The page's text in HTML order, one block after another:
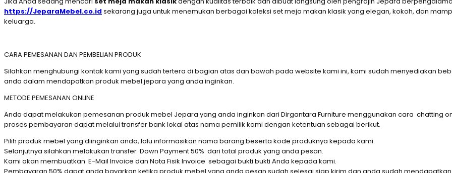
https://JeparaMebel.co.id sekarang juga untuk menemukan berbagai koleksi set meja makan klasik yang elegan, kokoh, dan
keluarga.
CARA PEMESANAN DAN PEMBELIAN PRODUK
Silahkan menghubungi kontak kami yang sudah tertera di bagian atas dan bawah pada website kami ini, kami sudah menyediakan
anda dalam mendapatkan produk mebel jepara yang anda inginkan.
METODE PEMESANAN ONLINE
Anda dapat melakukan pemesanan produk mebel Jepara yang anda inginkan dari Dirgantara Furniture menggunakan cara chatting
proses pembayaran dapat melalui transfer bank lokal atas nama pemilik kami dengan ketentuan sebagai berikut.
Pilih produk mebel yang diinginkan anda, lalu informasikan nama barang beserta kode produknya kepada kami.
Selanjutnya silahkan melakukan transfer Down Payment 50% dari total produk yang anda pesan.
Kami akan membuatkan E-Mail Invoice dan Nota Fisik Invoice sebagai bukti bukti Anda kepada kami.
Pembayaran 50% dapat anda bayarkan ketika produk mebel yang anda pesan sudah selesai siap kirim dan anda sudah